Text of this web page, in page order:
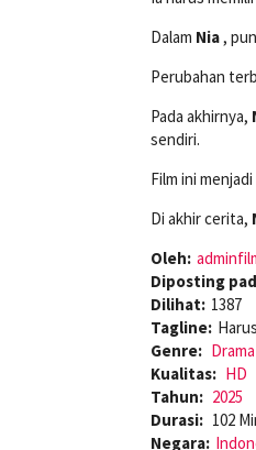
Dalam Nia,
Perubahan
Pada akhirnya,
sendiri.
Film ini
Di akhir cerita,
Oleh:
Diposting
Dilihat: 1387
Tagline:
Genre: Drama
Kualitas: HD
Tahun: 2025
Durasi: 102
Negara: